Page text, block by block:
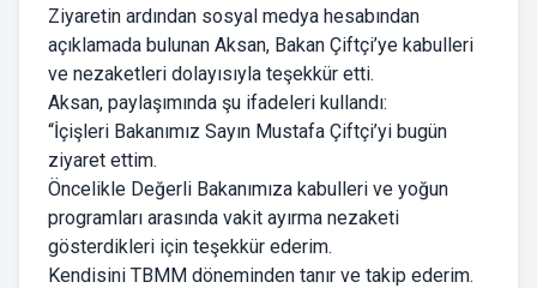
Ziyaretin ardından sosyal medya hesabından
açıklamada bulunan Aksan, Bakan Çiftçi’ye kabulleri
ve nezaketleri dolayısıyla teşekkür etti.
Aksan, paylaşımında şu ifadeleri kullandı:
“İçişleri Bakanımız Sayın Mustafa Çiftçi’yi bugün
ziyaret ettim.
Öncelikle Değerli Bakanımıza kabulleri ve yoğun
programları arasında vakit ayırma nezaketi
gösterdikleri için teşekkür ederim.
Kendisini TBMM döneminden tanır ve takip ederim.